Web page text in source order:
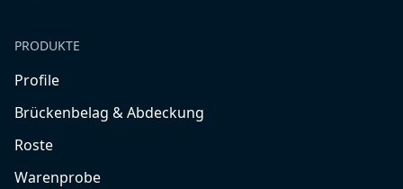
PRODUKTE
Profile
Brückenbelag & Abdeckung
Roste
Warenprobe